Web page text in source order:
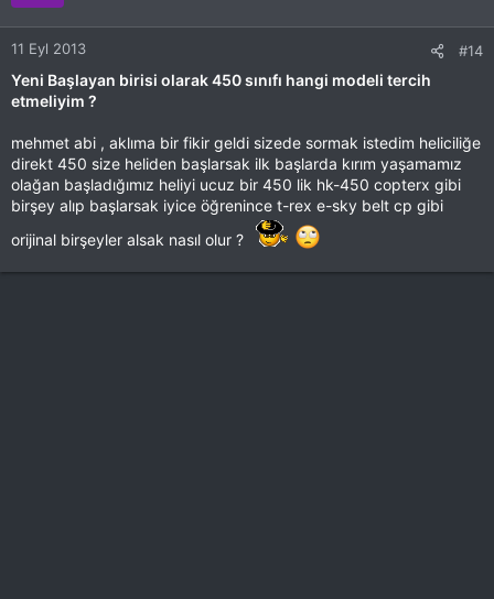
11 Eyl 2013 #14
Yeni Başlayan birisi olarak 450 sınıfı hangi modeli tercih
etmeliyim ?
mehmet abi , aklıma bir fikir geldi sizede sormak istedim heliciliğe
direkt 450 size heliden başlarsak ilk başlarda kırım yaşamamız
olağan başladığımız heliyi ucuz bir 450 lik hk-450 copterx gibi
birşey alıp başlarsak iyice öğrenince t-rex e-sky belt cp gibi
orijinal birşeyler alsak nasıl olur ?